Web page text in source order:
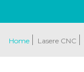
Home Lasere CNC